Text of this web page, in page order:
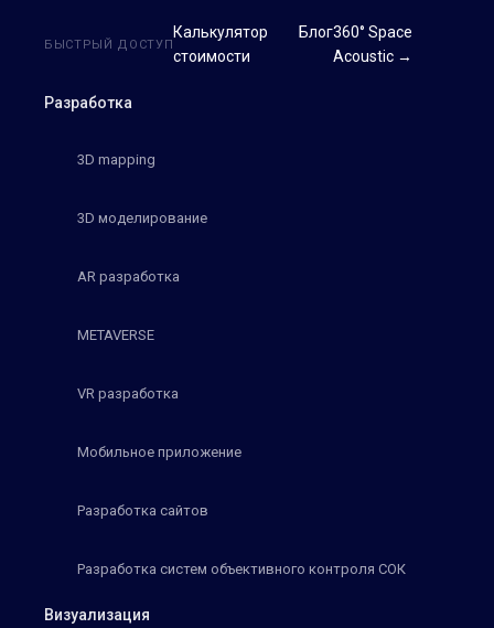
Разработка
3D mapping
3D моделирование
AR разработка
METAVERSE
VR разработка
Мобильное приложение
Разработка сайтов
Разработка систем объективного контроля СОК
Визуализация
БЫСТРЫЙ ДОСТУП
Калькулятор
стоимости
Блог360° Space
Acoustic →